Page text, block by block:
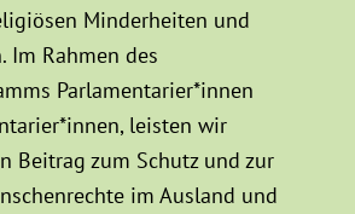
Minderheiten und
Im Rahmen des
Parlamentarier*innen
leisten wir
Beitrag zum Schutz und zur
im Ausland und